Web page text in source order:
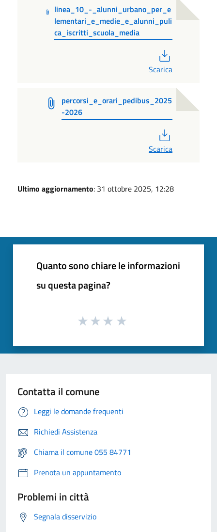
linea_10_-_alunni_urbano_per_e
lementari_e_medie_e_alunni_puli
ca_iscritti_scuola_media
Scarica
percorsi_e_orari_pedibus_2025
-2026
Scarica
Ultimo aggiornamento: 31 ottobre 2025, 12:28
Quanto sono chiare le informazioni
su questa pagina?
Contatta il comune
Leggi le domande frequenti
Richiedi Assistenza
Chiama il comune 055 84771
Prenota un appuntamento
Problemi in città
Segnala disservizio